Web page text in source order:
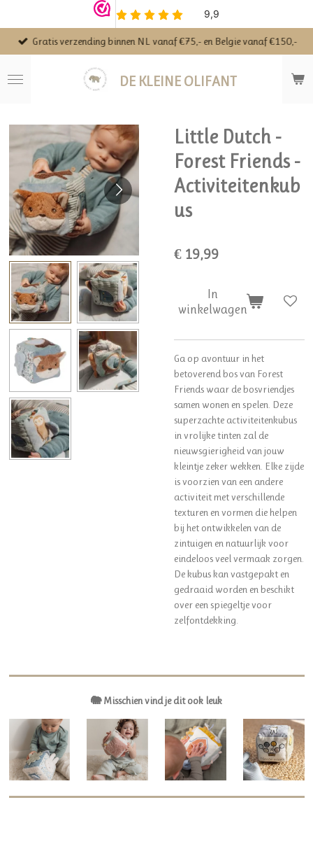
direct
naar
hoofdinhoud
DE KLEINE OLIFANT
Gratis verzending binnen NL vanaf €75,- en Belgie vanaf €150,-
Little Dutch -
Forest Friends -
Activiteitenkub
us
€ 19,99
In
winkelwagen
Ga op avontuur in het
betoverend bos van Forest
Friends waar de bosvriendjes
samen wonen en spelen. Deze
superzachte activiteitenkubus
in vrolijke tinten zal de
nieuwsgierigheid van jouw
kleintje zeker wekken. Elke zijde
is voorzien van een andere
activiteit met verschillende
texturen en vormen die helpen
bij het ontwikkelen van de
zintuigen en natuurlijk voor
eindeloos veel vermaak zorgen.
De kubus kan vastgepakt en
gedraaid worden en beschikt
over een spiegeltje voor
zelfontdekking.
🐘 Misschien vind je dit ook leuk